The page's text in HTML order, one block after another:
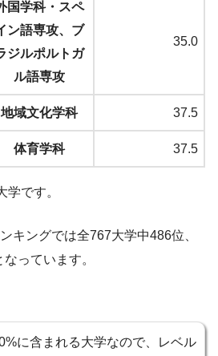
国学科・スペ
ン語専攻、ブ
ジルポルトガ
ル語専攻
35.0
地域文化学科 37.5
体育学科 37.5
学です。
キングでは全767大学中486位、
っています。
に含まれる大学なので、レベル